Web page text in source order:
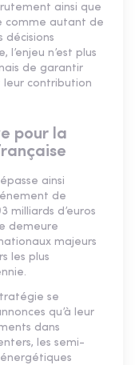
ainsi que
comme autant de
décisions
l’enjeu n’est plus
de garantir
leur contribution
pour la
ainsi
de
milliards d’euros
demeure
majeurs
les plus
se
qu’à leur
dans
les semi-